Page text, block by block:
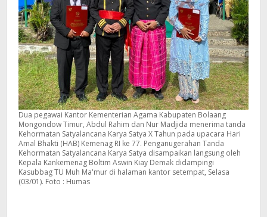
Dua pegawai Kantor Kementerian Agama Kabupaten Bolaang
Mongondow Timur, Abdul Rahim dan Nur Madjida menerima tanda
Kehormatan Satyalancana Karya Satya X Tahun pada upacara Hari
Amal Bhakti (HAB) Kemenag RI ke 77. Penganugerahan Tanda
Kehormatan Satyalancana Karya Satya disampaikan langsung oleh
Kepala Kankemenag Boltim Aswin Kiay Demak didampingi
Kasubbag TU Muh Ma'mur di halaman kantor setempat, Selasa
(03/01). Foto : Humas